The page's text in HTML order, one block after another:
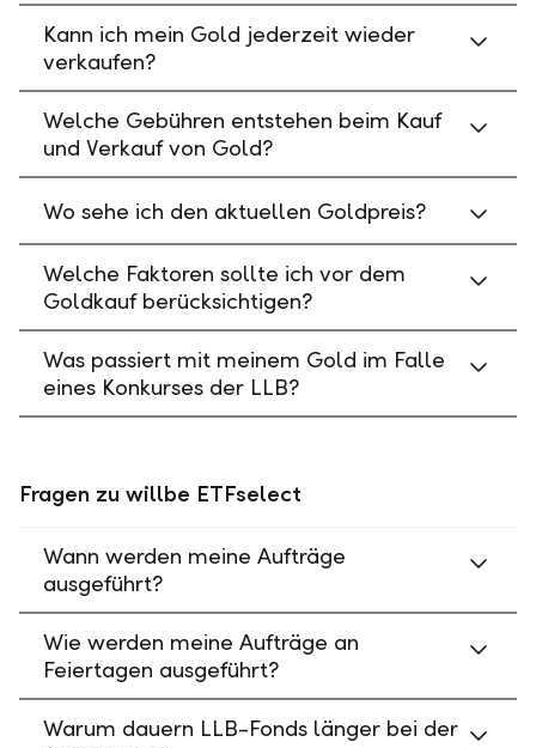
Kann ich mein Gold jederzeit wieder
verkaufen?
Welche Gebühren entstehen beim Kauf
und Verkauf von Gold?
Wo sehe ich den aktuellen Goldpreis?
Welche Faktoren sollte ich vor dem
Goldkauf berücksichtigen?
Was passiert mit meinem Gold im Falle
eines Konkurses der LLB?
Fragen zu willbe ETFselect
Wann werden meine Aufträge
ausgeführt?
Wie werden meine Aufträge an
Feiertagen ausgeführt?
Warum dauern LLB-Fonds länger bei der